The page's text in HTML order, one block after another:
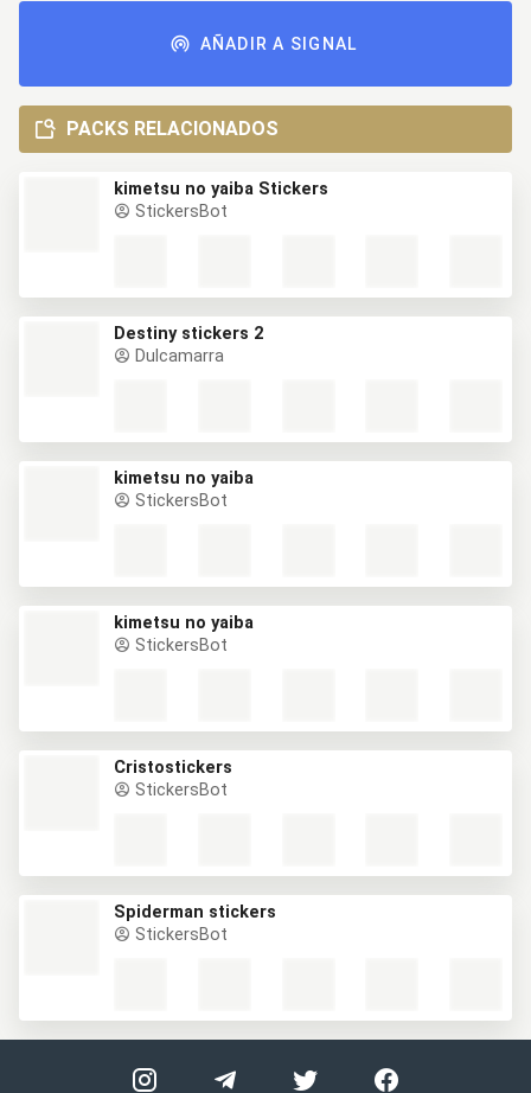
AÑADIR A SIGNAL
PACKS RELACIONADOS
kimetsu no yaiba Stickers
StickersBot
Destiny stickers 2
Dulcamarra
kimetsu no yaiba
StickersBot
kimetsu no yaiba
StickersBot
Cristostickers
StickersBot
Spiderman stickers
StickersBot